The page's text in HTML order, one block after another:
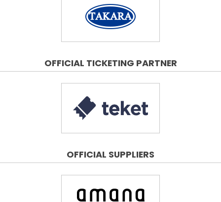
OFFICIAL TICKETING PARTNER
OFFICIAL SUPPLIERS